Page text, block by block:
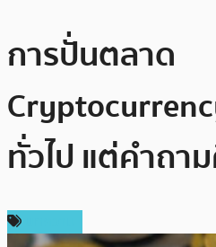
การปั่นตลาด
ทั่วไป แต่คำถา